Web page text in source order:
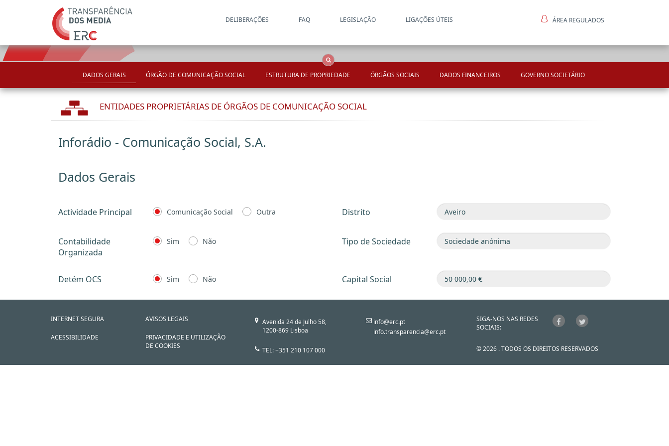
DELIBERAÇÕES FAQ LEGISLAÇÃO LIGAÇÕES ÚTEIS ÁREA REGULADOS
DADOS GERAIS ÓRGÃO DE COMUNICAÇÃO SOCIAL ESTRUTURA DE PROPRIEDADE ÓRGÃOS SOCIAIS DADOS FINANCEIROS GOVERNO SOCIETÁRIO
ENTIDADES PROPRIETÁRIAS DE ÓRGÃOS DE COMUNICAÇÃO SOCIAL
Inforádio - Comunicação Social, S.A.
Dados Gerais
Actividade Principal Comunicação Social Outra Distrito
Contabilidade
Organizada
Sim Não Tipo de Sociedade
Detém OCS Sim Não Capital Social
INTERNET SEGURA
ACESSIBILIDADE
AVISOS LEGAIS
PRIVACIDADE E UTILIZAÇÃO
DE COOKIES
Avenida 24 de Julho 58,
1200-869 Lisboa
TEL: +351 210 107 000
info@erc.pt
info.transparencia@erc.pt
SIGA-NOS NAS REDES
SOCIAIS:
© 2026 . TODOS OS DIREITOS RESERVADOS